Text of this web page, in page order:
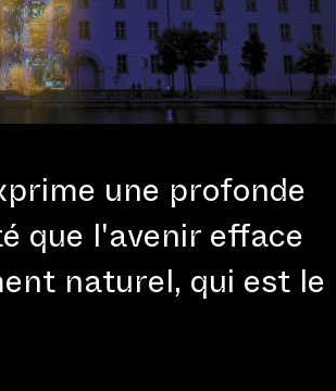
une profonde
que l'avenir efface
naturel, qui est le